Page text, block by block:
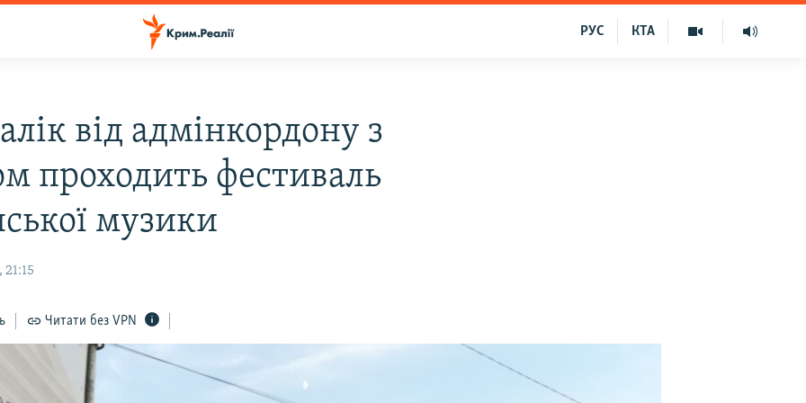
КТА
РУС
від адмінкордону з
проходить фестиваль
музики
Читати без VPN